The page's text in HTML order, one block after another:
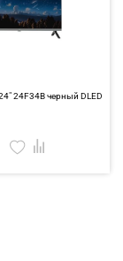
24F34B черный DLED